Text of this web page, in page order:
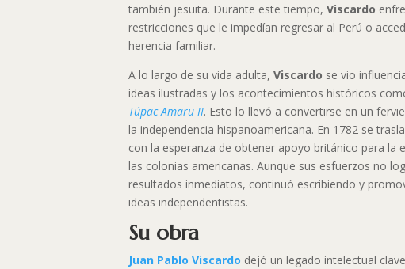
también jesuita. Durante este tiempo,Viscardo
restricciones que le impedían regresar al Perú o
herencia familiar.
A lo largo de su vida adulta,Viscardo se vio
ideas ilustradas y los acontecimientos históricos
Túpac Amaru II. Esto lo llevó a convertirse en un
la independencia hispanoamericana. En 1782 se
con la esperanza de obtener apoyo británico para la
las colonias americanas. Aunque sus esfuerzos no
resultados inmediatos, continuó escribiendo y
ideas independentistas.
Su obra
Juan Pablo Viscardo dejó un legado intelectual